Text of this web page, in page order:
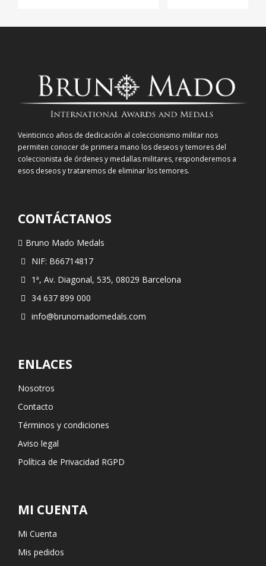
Veinticinco años de dedicación al coleccionismo militar nos
permiten conocer de primera mano los deseos y temores del
coleccionista de órdenes y medallas militares, responderemos a
esos deseos y trataremos de eliminar los temores.
CONTÁCTANOS
Bruno Mado Medals
NIF: B66714817
1ª, Av. Diagonal, 535, 08029 Barcelona
34 637 899 000
info@brunomadomedals.com
ENLACES
Nosotros
Contacto
Términos y condiciones
Aviso legal
Política de Privacidad RGPD
MI CUENTA
Mi Cuenta
Mis pedidos